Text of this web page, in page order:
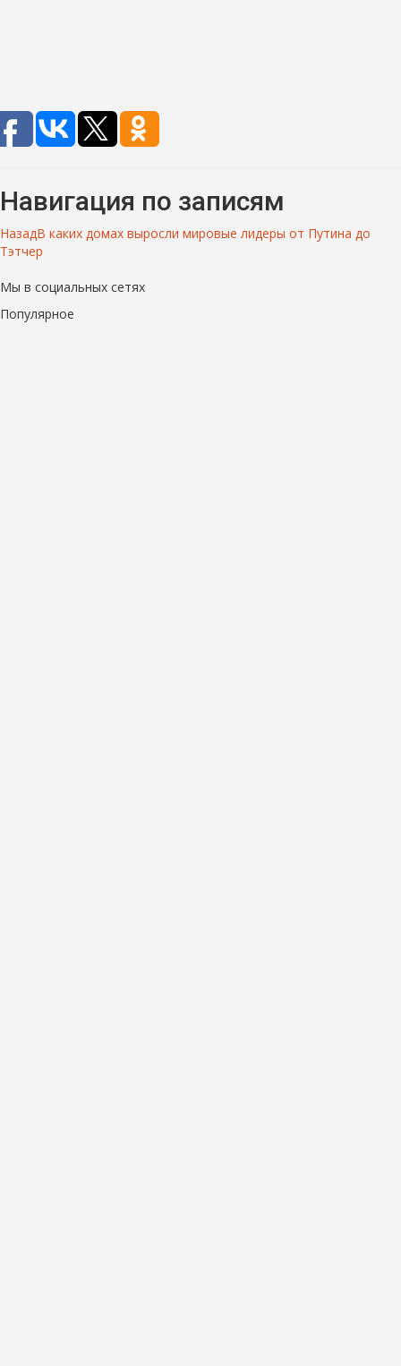
Навигация по записям
НазадВ каких домах выросли мировые лидеры от Путина до
Тэтчер
Мы в социальных сетях
Популярное